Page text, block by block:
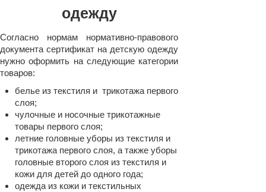
одежду
Согласно нормам нормативно-правового
документа сертификат на детскую одежду
нужно оформить на следующие категории
товаров:
белье из текстиля и трикотажа первого
слоя;
чулочные и носочные трикотажные
товары первого слоя;
летние головные уборы из текстиля и
трикотажа первого слоя, а также уборы
головные второго слоя из текстиля и
кожи для детей до одного года;
одежда из кожи и текстильных